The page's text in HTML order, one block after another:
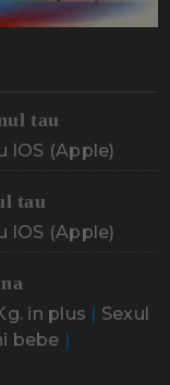
tau
IOS (Apple)
tau
IOS (Apple)
in plus | Sexul
bebe |